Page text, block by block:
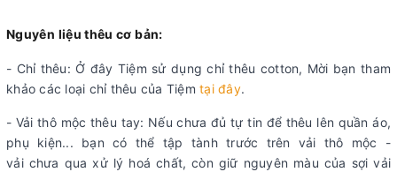
Nguyên liệu thêu cơ bản:
- Chỉ thêu: Ở đây Tiệm sử dụng chỉ thêu cotton, Mời bạn tham
khảo các loại chỉ thêu của Tiệm tại đây.
- Vải thô mộc thêu tay: Nếu chưa đủ tự tin để thêu lên quần áo,
phụ kiện... bạn có thể tập tành trước trên vải thô mộc -
vải chưa qua xử lý hoá chất, còn giữ nguyên màu của sợi vải